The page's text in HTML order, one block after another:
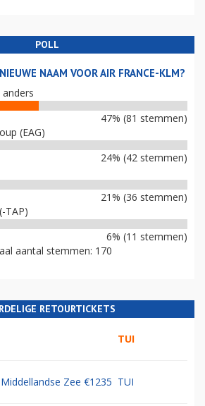
POLL
NAAM VOOR AIR FRANCE-KLM?
47% (81 stemmen)
(EAG)
24% (42 stemmen)
21% (36 stemmen)
TAP)
6% (11 stemmen)
aantal stemmen: 170
RETOURTICKETS
TUI
Zee €1235 TUI